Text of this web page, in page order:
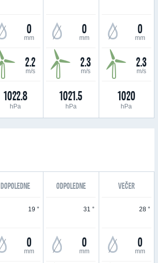
0
mm
2.2
m/s
1022.8
hPa
0
mm
2.3
m/s
1021.5
hPa
0
mm
2.3
m/s
1020
hPa
DOPOLEDNE ODPOLEDNE VEČER
19 °
0
mm
31 °
0
mm
28 °
0
mm